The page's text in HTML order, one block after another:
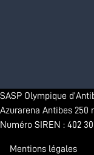
SASP Olympique
Azurarena Antibes 250
Numéro SIREN : 402
Mentions légales